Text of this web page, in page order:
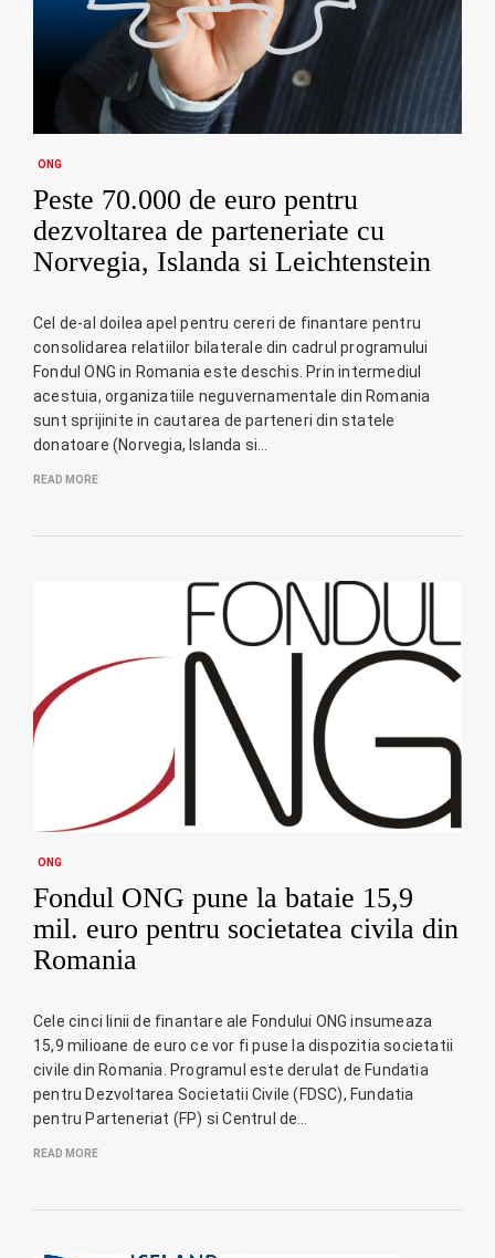
ONG
Peste 70.000 de euro pentru
dezvoltarea de parteneriate cu
Norvegia, Islanda si Leichtenstein
Cel de-al doilea apel pentru cereri de finantare pentru
consolidarea relatiilor bilaterale din cadrul programului
Fondul ONG in Romania este deschis. Prin intermediul
acestuia, organizatiile neguvernamentale din Romania
sunt sprijinite in cautarea de parteneri din statele
donatoare (Norvegia, Islanda si…
READ MORE
ONG
Fondul ONG pune la bataie 15,9
mil. euro pentru societatea civila din
Romania
Cele cinci linii de finantare ale Fondului ONG insumeaza
15,9 milioane de euro ce vor fi puse la dispozitia societatii
civile din Romania. Programul este derulat de Fundatia
pentru Dezvoltarea Societatii Civile (FDSC), Fundatia
pentru Parteneriat (FP) si Centrul de…
READ MORE